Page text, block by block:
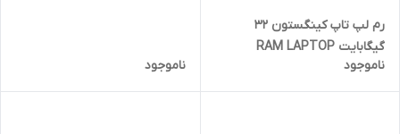
رم لپ تاپ کینگستون 32
گیگابایت RAM LAPTOP
Kingston PC4 DDR4 32GB
3200Mhz
ناموجود
ناموجود